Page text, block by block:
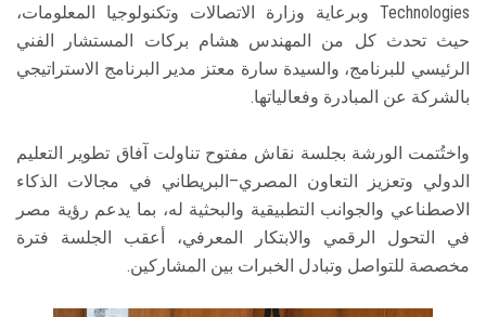
Technologies وبرعاية وزارة الاتصالات وتكنولوجيا المعلومات،
حيث تحدث كل من المهندس هشام بركات المستشار الفني
الرئيسي للبرنامج، والسيدة سارة معتز مدير البرنامج الاستراتيجي
بالشركة عن المبادرة وفعالياتها.
واختُتمت الورشة بجلسة نقاش مفتوح تناولت آفاق تطوير التعليم
الدولي وتعزيز التعاون المصري–البريطاني في مجالات الذكاء
الاصطناعي والجوانب التطبيقية والبحثية له، بما يدعم رؤية مصر
في التحول الرقمي والابتكار المعرفي، أعقب الجلسة فترة
مخصصة للتواصل وتبادل الخبرات بين المشاركين.